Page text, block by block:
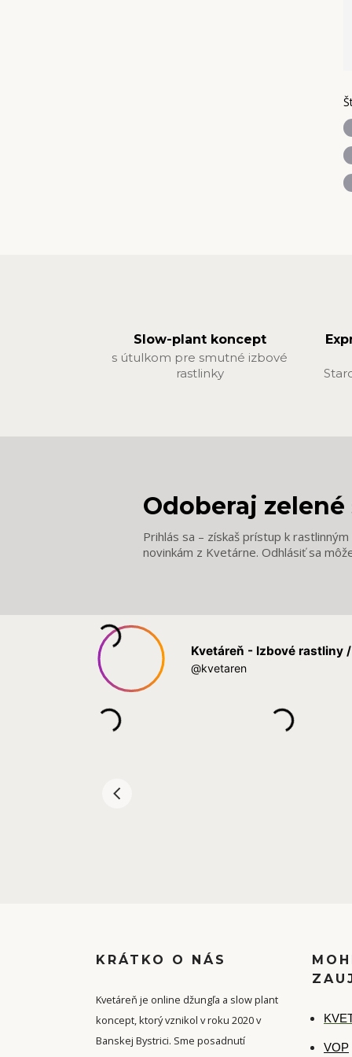
Slow-plant koncept
s útulkom pre smutné izbové
rastlinky
Odoberaj zelené
Prihlás sa – získaš prístup k
novinkám z Kvetárne. Odhlásiť sa
KRÁTKO O NÁS
Kvetáreň je online džungľa a slow plant
koncept, ktorý vznikol v roku 2020 v
Banskej Bystrici. Sme posadnutí
K
VOP